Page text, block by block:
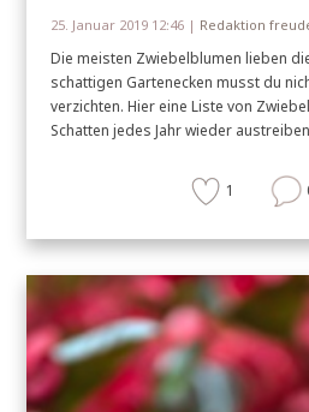
25. Januar 2019 12:46 | Redaktion
Die meisten Zwiebelblumen lieben
schattigen Gartenecken musst du
verzichten. Hier eine Liste von
Schatten jedes Jahr wieder
1